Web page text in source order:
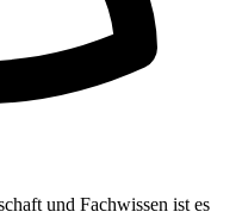
und Fachwissen ist es